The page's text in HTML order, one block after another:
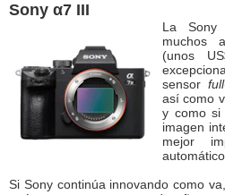
Sony α7 III
La Sony
muchos
(unos
sensor
así como
y como si
imagen
mejor
Si Sony continúa innovando como